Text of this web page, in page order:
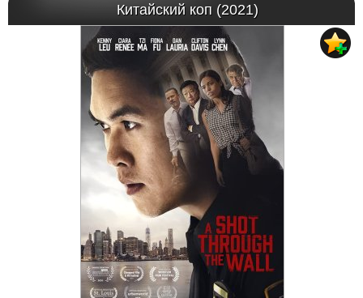
Китайский коп (2021)